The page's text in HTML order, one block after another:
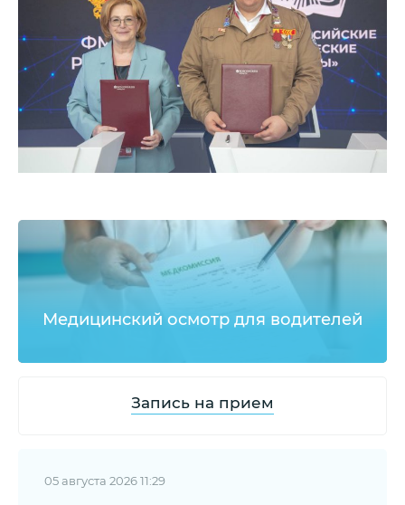
Медицинский осмотр для водителей
Запись на прием
05 августа 2026 11:29